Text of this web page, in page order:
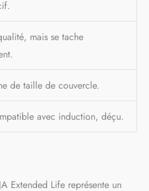
mais se tache
de taille de couvercle.
avec induction, déçu.
Extended Life représente un